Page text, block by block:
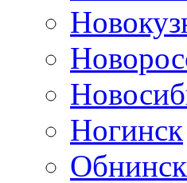
Ногинск
Обнинск